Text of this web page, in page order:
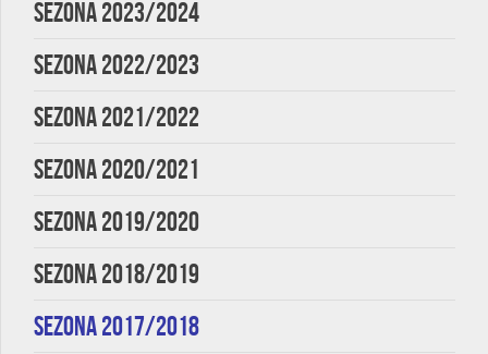
SEZONA 2023/2024
SEZONA 2022/2023
SEZONA 2021/2022
SEZONA 2020/2021
SEZONA 2019/2020
SEZONA 2018/2019
SEZONA 2017/2018